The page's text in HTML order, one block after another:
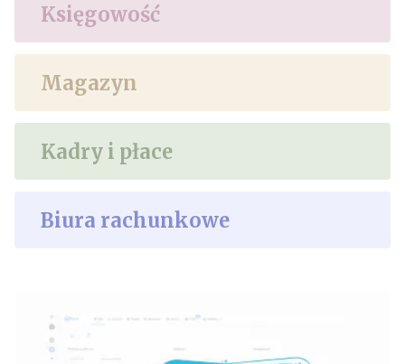
Księgowość
Magazyn
Kadry i płace
Biura rachunkowe